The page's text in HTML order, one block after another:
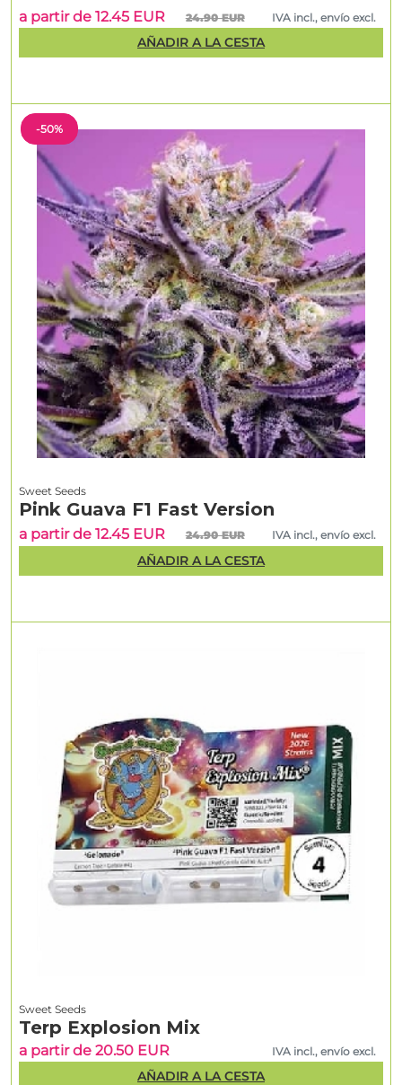
Sweet Seeds
Terp Explosion Mix
a partir de 20.50 EUR IVA incl., envío excl.
AÑADIR A LA CESTA
-50%
Sweet Seeds
Pink Guava F1 Fast Version
a partir de 12.45 EUR 24.90 EUR IVA incl., envío excl.
AÑADIR A LA CESTA
a partir de 12.45 EUR 24.90 EUR IVA incl., envío excl.
AÑADIR A LA CESTA